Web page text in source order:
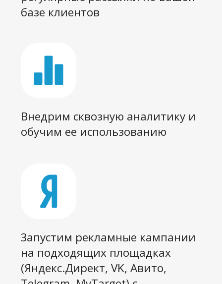
Реализуем пиар-стратегию и посев
вашего контента по релевантным
площадками и СМИ
У вас нет отдела
маркетинга, но вы готовы
развиваться и
масштабироваться